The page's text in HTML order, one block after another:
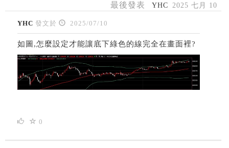
最後發表 YHC 2025 七月 10
YHC 發文於 2025/07/10
如圖,怎麼設定才能讓底下綠色的線完全在畫面裡?
0